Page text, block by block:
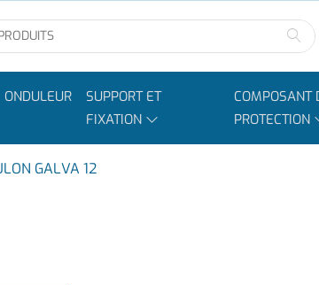
ONDULEUR
SUPPORT ET
FIXATION
COMPOSANT
PROTECTION
GALVA 12